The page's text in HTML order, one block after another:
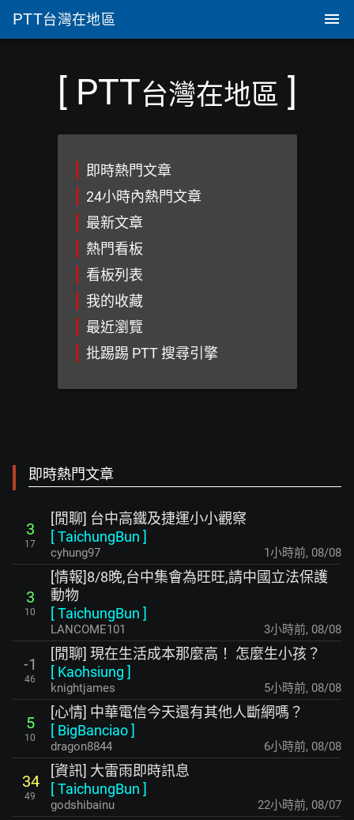
PTT台灣在地區
[ PTT台灣在地區 ]
即時熱門文章
24小時內熱門文章
最新文章
熱門看板
看板列表
我的收藏
最近瀏覽
批踢踢 PTT 搜尋引擎
即時熱門文章
3
17
[閒聊] 台中高鐵及捷運小小觀察
[TaichungBun ]
cyhung97 1小時前, 08/08
3
10
[情報]8/8晚,台中集會為旺旺,請中國立法保護
動物
[TaichungBun ]
LANCOME101 3小時前, 08/08
-1
46
[閒聊] 現在生活成本那麼高！ 怎麼生小孩？
[ Kaohsiung ]
knightjames 5小時前, 08/08
5
10
[心情] 中華電信今天還有其他人斷網嗎？
[ BigBanciao]
dragon8844 6小時前, 08/08
34
49
[資訊] 大雷雨即時訊息
[TaichungBun ]
godshibainu 22小時前, 08/07